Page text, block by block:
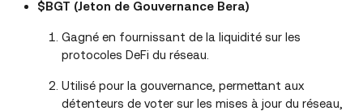
$BGT (Jeton de Gouvernance Bera)
Gagné en fournissant de la liquidité sur les
protocoles DeFi du réseau.
Utilisé pour la gouvernance, permettant aux
détenteurs de voter sur les mises à jour du réseau,